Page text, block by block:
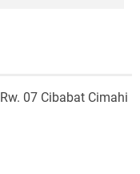
07 Cibabat Cimahi